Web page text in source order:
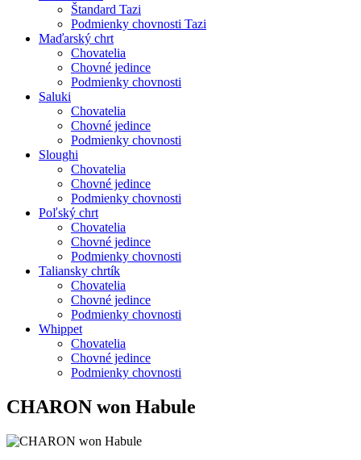
Štandard Tazi
Podmienky chovnosti Tazi
Maďarský chrt
Chovatelia
Chovné jedince
Podmienky chovnosti
Saluki
Chovatelia
Chovné jedince
Podmienky chovnosti
Sloughi
Chovatelia
Chovné jedince
Podmienky chovnosti
Poľský chrt
Chovatelia
Chovné jedince
Podmienky chovnosti
Taliansky chrtík
Chovatelia
Chovné jedince
Podmienky chovnosti
Whippet
Chovatelia
Chovné jedince
Podmienky chovnosti
CHARON won Habule